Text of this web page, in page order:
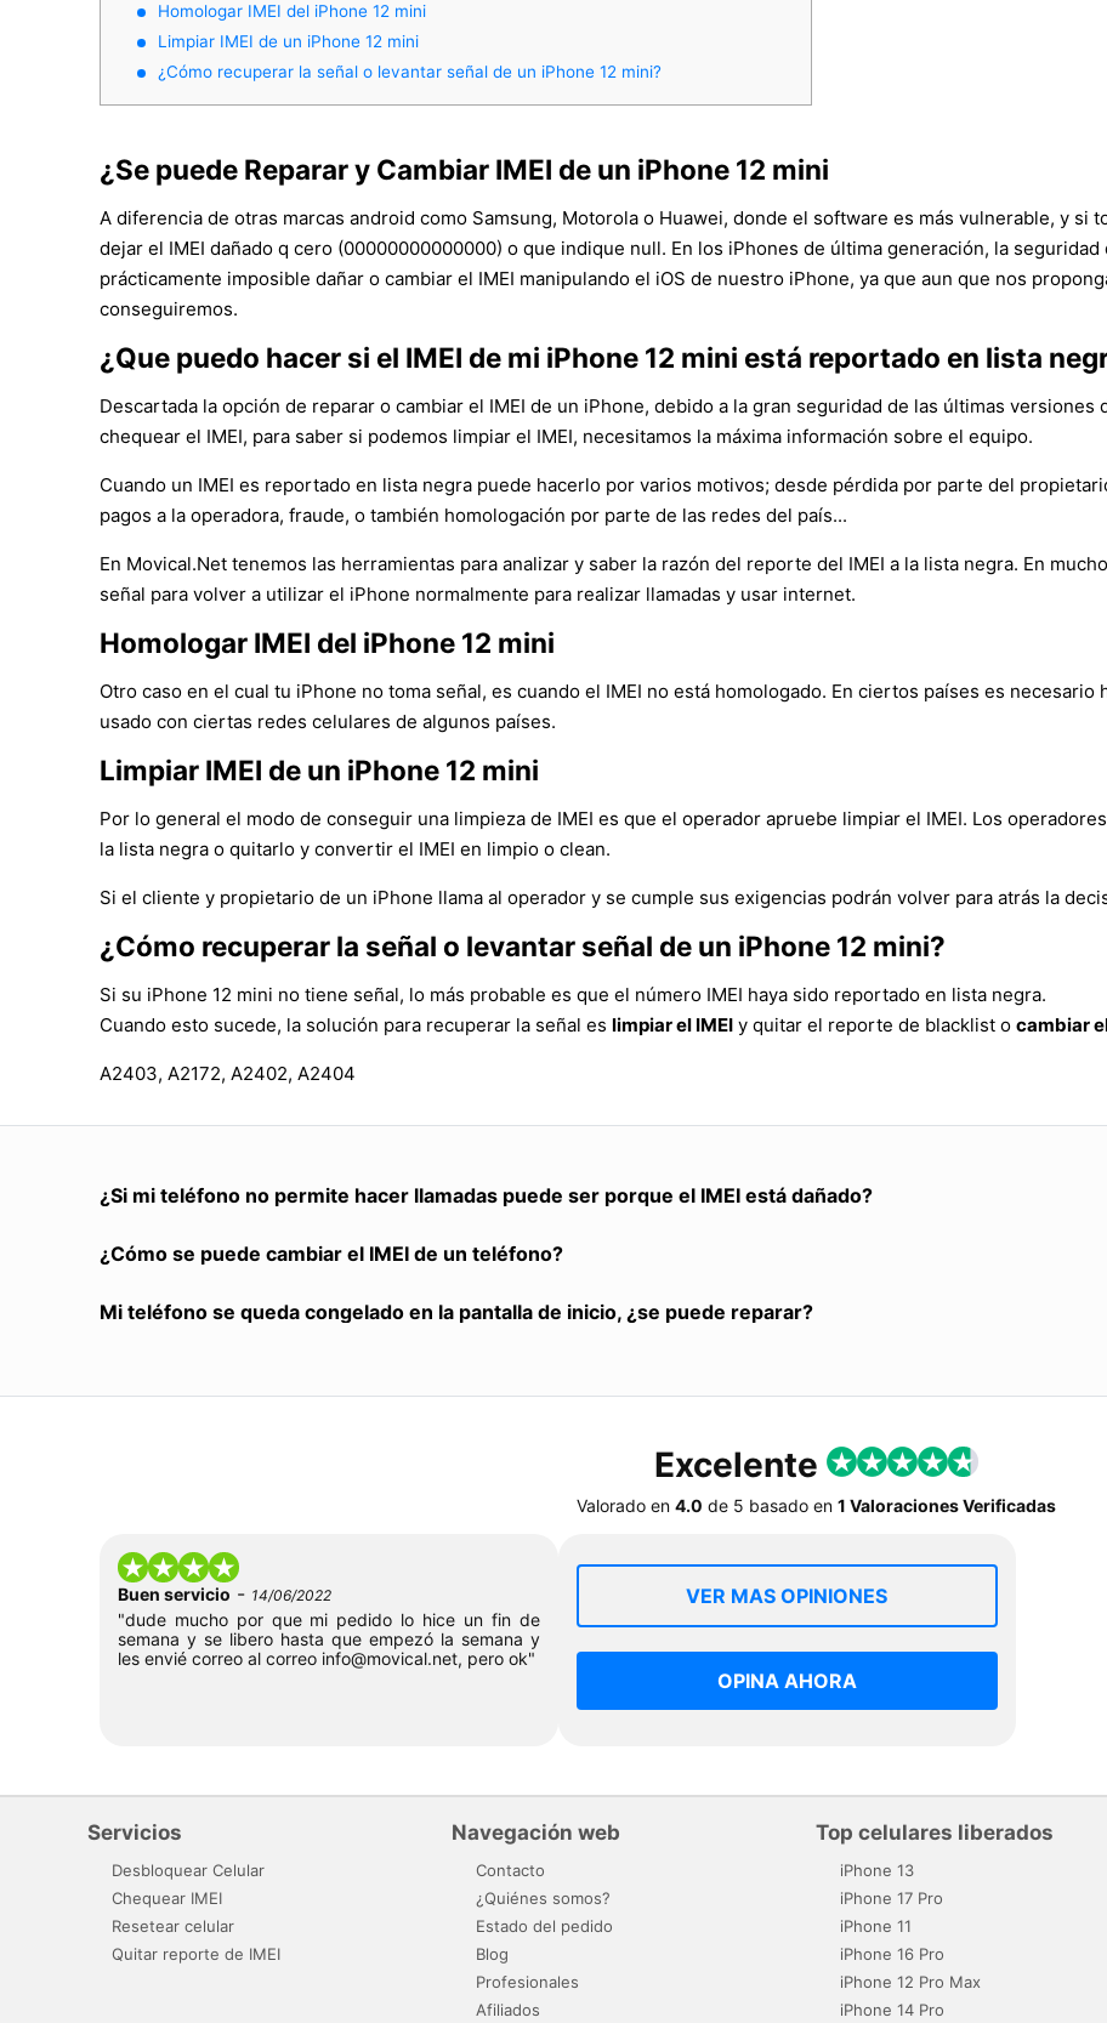
Homologar IMEI del iPhone 12 mini
Limpiar IMEI de un iPhone 12 mini
¿Cómo recuperar la señal o levantar señal de un iPhone 12 mini?
¿Se puede Reparar y Cambiar IMEI de un iPhone 12 mini
A diferencia de otras marcas android como Samsung, Motorola o Huawei, donde el software es más vulnerable, y si
dejar el IMEI dañado q cero (00000000000000) o que indique null. En los iPhones de última generación, la
prácticamente imposible dañar o cambiar el IMEI manipulando el iOS de nuestro iPhone, ya que aun que nos
conseguiremos.
¿Que puedo hacer si el IMEI de mi iPhone 12 mini está reportado en lista
Descartada la opción de reparar o cambiar el IMEI de un iPhone, debido a la gran seguridad de las últimas
chequear el IMEI, para saber si podemos limpiar el IMEI, necesitamos la máxima información sobre el equipo.
Cuando un IMEI es reportado en lista negra puede hacerlo por varios motivos; desde pérdida por parte del
pagos a la operadora, fraude, o también homologación por parte de las redes del país...
En Movical.Net tenemos las herramientas para analizar y saber la razón del reporte del IMEI a la lista negra. En
señal para volver a utilizar el iPhone normalmente para realizar llamadas y usar internet.
Homologar IMEI del iPhone 12 mini
Otro caso en el cual tu iPhone no toma señal, es cuando el IMEI no está homologado. En ciertos países es
usado con ciertas redes celulares de algunos países.
Limpiar IMEI de un iPhone 12 mini
Por lo general el modo de conseguir una limpieza de IMEI es que el operador apruebe limpiar el IMEI. Los
la lista negra o quitarlo y convertir el IMEI en limpio o clean.
Si el cliente y propietario de un iPhone llama al operador y se cumple sus exigencias podrán volver para atrás la
¿Cómo recuperar la señal o levantar señal de un iPhone 12 mini?
Si su iPhone 12 mini no tiene señal, lo más probable es que el número IMEI haya sido reportado en lista negra.
Cuando esto sucede, la solución para recuperar la señal es limpiar el IMEI y quitar el reporte de blacklist o cambiar
A2403, A2172, A2402, A2404
¿Si mi teléfono no permite hacer llamadas puede ser porque el IMEI está dañado?
¿Cómo se puede cambiar el IMEI de un teléfono?
Mi teléfono se queda congelado en la pantalla de inicio, ¿se puede reparar?
Excelente
Valorado en 4.0 de 5 basado en 1 Valoraciones Verificadas
Buen servicio - 14/06/2022
"dude mucho por que mi pedido lo hice un fin de
semana y se libero hasta que empezó la semana y
les envié correo al correo info@movical.net, pero ok"
VER MAS OPINIONES
OPINA AHORA
Servicios
Desbloquear Celular
Chequear IMEI
Resetear celular
Quitar reporte de IMEI
Navegación web
Contacto
¿Quiénes somos?
Estado del pedido
Blog
Profesionales
Afiliados
Top celulares liberados
iPhone 13
iPhone 17 Pro
iPhone 11
iPhone 16 Pro
iPhone 12 Pro Max
iPhone 14 Pro